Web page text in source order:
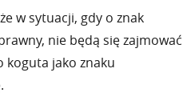
w sytuacji, gdy o znak
nie będą się zajmować
koguta jako znaku